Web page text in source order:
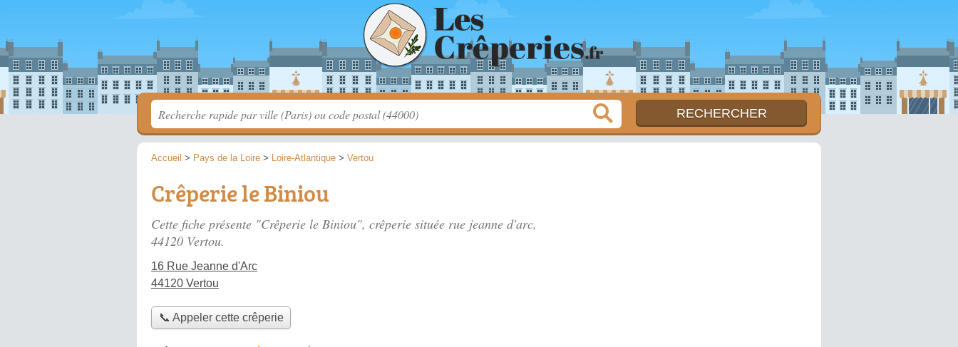
Accueil > Pays de la Loire > Loire-Atlantique > Vertou
Crêperie le Biniou
Cette fiche présente "Crêperie le Biniou", crêperie située rue jeanne d'arc,
44120 Vertou.
16 Rue Jeanne d'Arc
44120 Vertou
📞 Appeler cette crêperie